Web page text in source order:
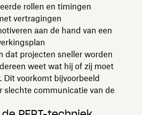
rollen en timingen
vertragingen
aan de hand van een
dat projecten sneller worden
weet wat hij of zij moet
Dit voorkomt bijvoorbeeld
slechte communicatie van de